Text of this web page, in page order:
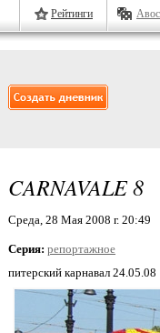
Рейтинги
CARNAVALE 8
Среда, 28 Мая 2008 г. 20:49
Серия: репортажное
питерский карнавал 24.05.08